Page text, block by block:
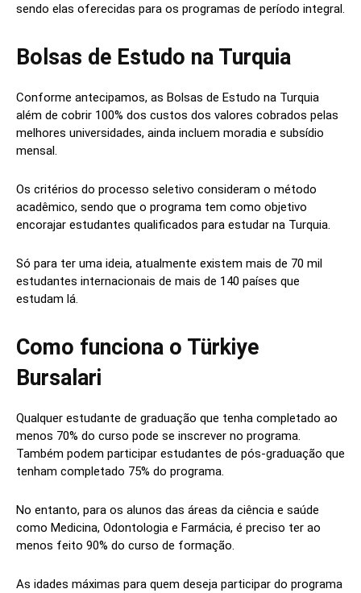
sendo elas oferecidas para os programas de período integral.
Bolsas de Estudo na Turquia
Conforme antecipamos, as Bolsas de Estudo na Turquia
além de cobrir 100% dos custos dos valores cobrados pelas
melhores universidades, ainda incluem moradia e subsídio
mensal.
Os critérios do processo seletivo consideram o método
acadêmico, sendo que o programa tem como objetivo
encorajar estudantes qualificados para estudar na Turquia.
Só para ter uma ideia, atualmente existem mais de 70 mil
estudantes internacionais de mais de 140 países que
estudam lá.
Como funciona o Türkiye
Bursalari
Qualquer estudante de graduação que tenha completado ao
menos 70% do curso pode se inscrever no programa.
Também podem participar estudantes de pós-graduação que
tenham completado 75% do programa.
No entanto, para os alunos das áreas da ciência e saúde
como Medicina, Odontologia e Farmácia, é preciso ter ao
menos feito 90% do curso de formação.
As idades máximas para quem deseja participar do programa